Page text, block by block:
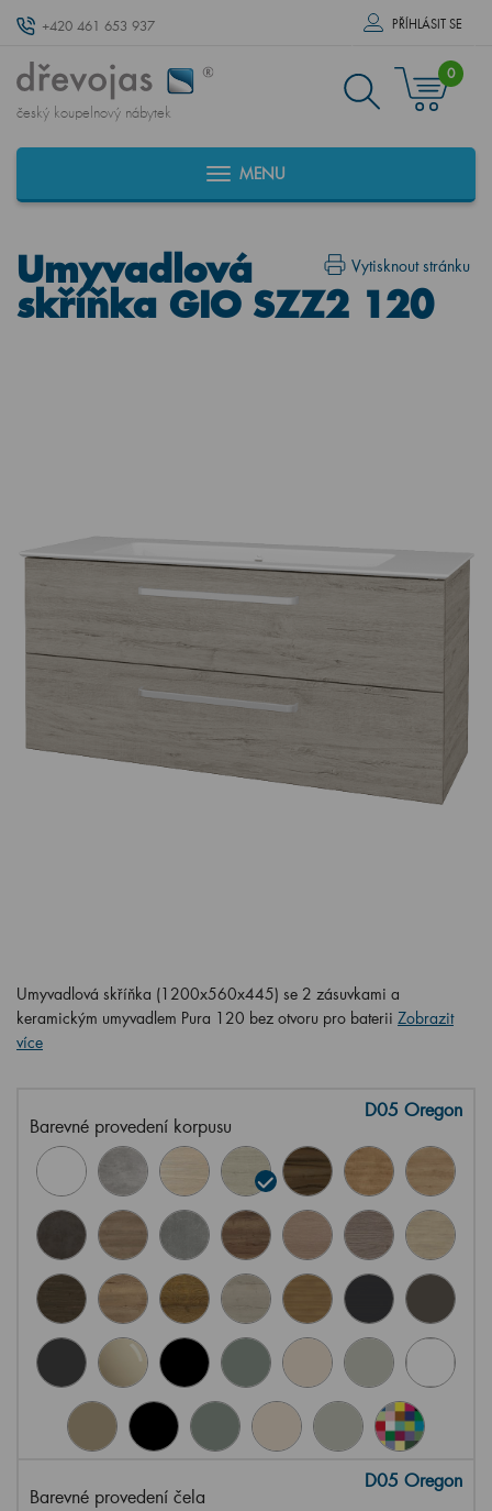
+420 461 653 937 PŘÍHLÁSIT SE
český koupelnový nábytek
0
MENU
Vytisknout stránku
Umyvadlová
skříňka GIO SZZ2 120
Umyvadlová skříňka (1200x560x445) se 2 zásuvkami a
keramickým umyvadlem Pura 120 bez otvoru pro baterii Zobrazit
více
Barevné provedení korpusu
D05 Oregon
Barevné provedení čela
D05 Oregon